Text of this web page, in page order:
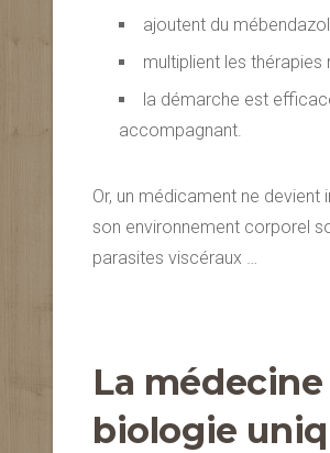
ajoutent du
multiplient les thérapies
la démarche est
accompagnant.
Or, un médicament ne
son environnement corporel
parasites viscéraux …
La
biologie